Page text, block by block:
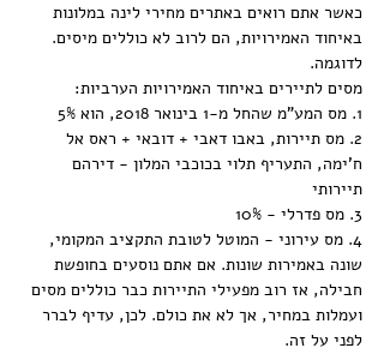
כאשר אתם רואים באתרים מחירי לינה במלונות
באיחוד האמירויות, הם לרוב לא כוללים מיסים.
לדוגמה.
מסים לתיירים באיחוד האמירויות הערביות:
1. מס המע"מ שהחל מ-1 בינואר 2018, הוא 5%
2. מס תיירות, באבו דאבי + דובאי + ראס אל
ח'ימה, התעריף תלוי בכוכבי המלון - דירהם
תיירותי
3. מס פדרלי - 10%
4. מס עירוני - המוטל לטובת התקציב המקומי,
שונה באמירות שונות. אם אתם נוסעים בחופשת
חבילה, אז רוב מפעילי התיירות כבר כוללים מסים
ועמלות במחיר, אך לא את כולם. לכן, עדיף לברר
לפני על זה.